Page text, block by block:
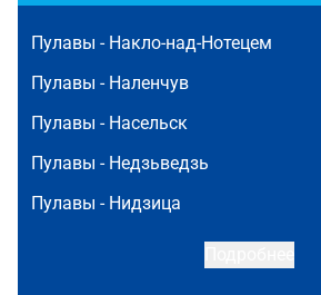
Пулавы - Накло-над-Нотецем
Пулавы - Наленчув
Пулавы - Насельск
Пулавы - Недзьведзь
Пулавы - Нидзица